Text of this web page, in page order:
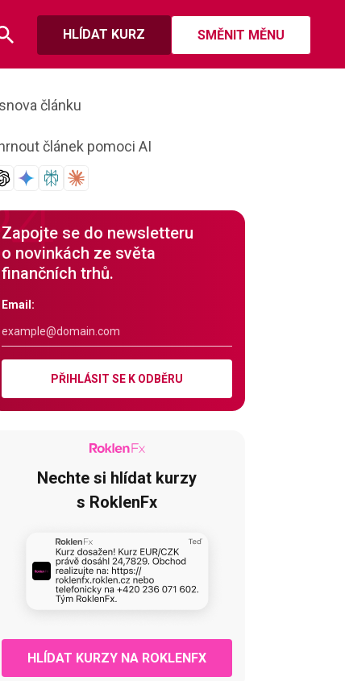
HLÍDAT KURZ SMĚNIT MĚNU
článku
článek pomoci AI
Zapojte se do newsletteru
o novinkách ze světa
finančních trhů.
Email:
PŘIHLÁSIT SE K ODBĚRU
Nechte si hlídat kurzy
s RoklenFx
HLÍDAT KURZY NA ROKLENFX